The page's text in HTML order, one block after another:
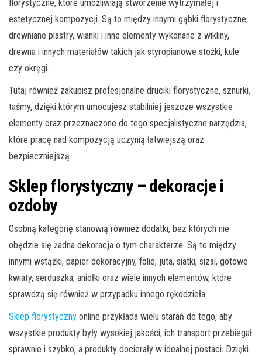
florystyczne, które umożliwiają stworzenie wytrzymałej i
estetycznej kompozycji. Są to między innymi gąbki florystyczne,
drewniane plastry, wianki i inne elementy wykonane z wikliny,
drewna i innych materiałów takich jak styropianowe stożki, kule
czy okręgi.
Tutaj również zakupisz profesjonalne druciki florystyczne, sznurki,
taśmy, dzięki którym umocujesz stabilniej jeszcze wszystkie
elementy oraz przeznaczone do tego specjalistyczne narzędzia,
które pracę nad kompozycją uczynią łatwiejszą oraz
bezpieczniejszą.
Sklep florystyczny – dekoracje i
ozdoby
Osobną kategorię stanowią również dodatki, bez których nie
obędzie się żadna dekoracja o tym charakterze. Są to między
innymi wstążki, papier dekoracyjny, folie, juta, siatki, sizal, gotowe
kwiaty, serduszka, aniołki oraz wiele innych elementów, które
sprawdzą się również w przypadku innego rękodzieła.
Sklep florystyczny online przykłada wielu starań do tego, aby
wszystkie produkty były wysokiej jakości, ich transport przebiegał
sprawnie i szybko, a produkty docierały w idealnej postaci. Dzięki